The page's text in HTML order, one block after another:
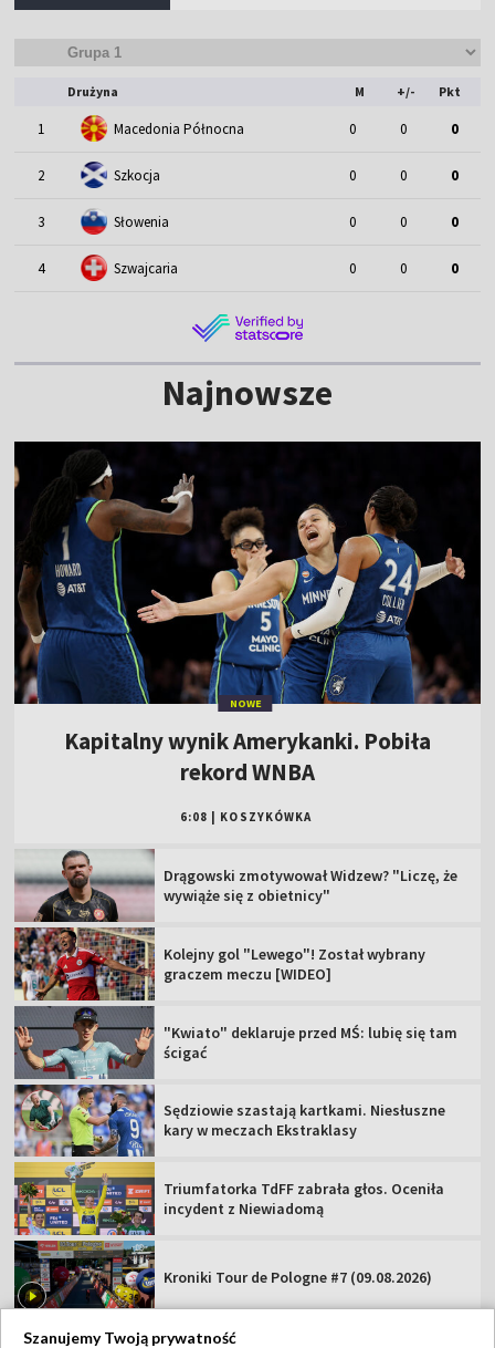
Drużyna M +/- Pkt
1 Macedonia Północna 0 0 0
2 Szkocja 0 0 0
3 Słowenia 0 0 0
4 Szwajcaria 0 0 0
Najnowsze
NOWE
Kapitalny wynik Amerykanki. Pobiła
rekord WNBA
6:08 KOSZYKÓWKA
Drągowski zmotywował Widzew? "Liczę, że
wywiąże się z obietnicy"
Kolejny gol "Lewego"! Został wybrany
graczem meczu [WIDEO]
"Kwiato" deklaruje przed MŚ: lubię się tam
ścigać
Sędziowie szastają kartkami. Niesłuszne
kary w meczach Ekstraklasy
Triumfatorka TdFF zabrała głos. Oceniła
incydent z Niewiadomą
Kroniki Tour de Pologne #7 (09.08.2026)
Szanujemy Twoją prywatność